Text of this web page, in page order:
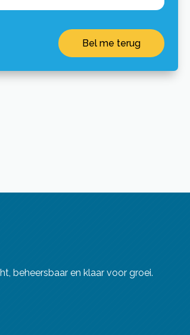
Bel me terug
beheersbaar en klaar voor groei.